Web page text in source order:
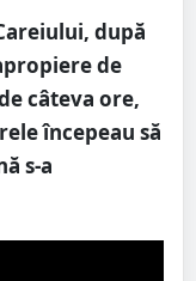
după
de
câteva ore,
începeau să
s-a